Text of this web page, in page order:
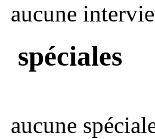
aucune
spéciales
aucune